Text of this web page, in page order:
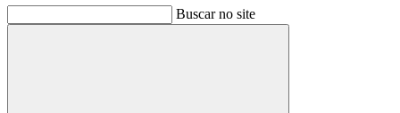
Buscar no site